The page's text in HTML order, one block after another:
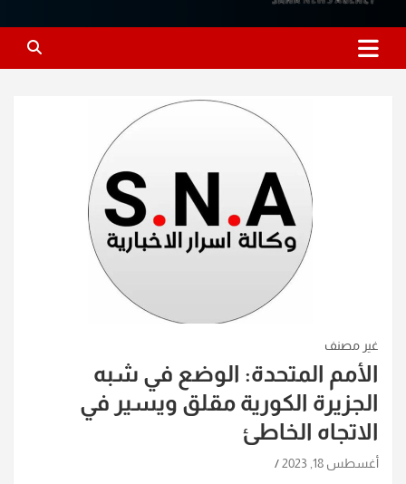
غير مصنف
الأمم المتحدة: الوضع في شبه
الجزيرة الكورية مقلق ويسير في
الاتجاه الخاطئ
أغسطس 18, 2023